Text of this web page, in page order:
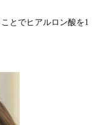
とでヒアルロン酸を1